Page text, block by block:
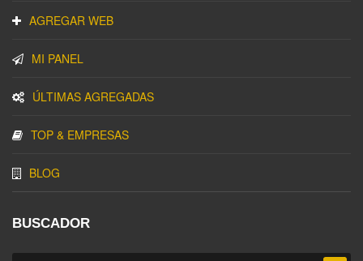
AGREGAR WEB
MI PANEL
ÚLTIMAS AGREGADAS
TOP & EMPRESAS
BLOG
BUSCADOR